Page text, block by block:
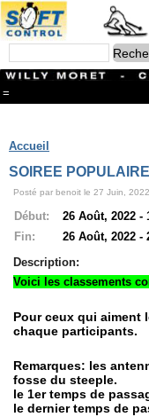
=
Branches
CONTACT
Ski ALPIN
Triathlon
Ski Nordique
Courses à pieds
VTT
Athlétisme
Slalom In-Line
Coupe "Journal La
Hippisme
Archives
Accueil
SOIREE
Posté par benoit le 27 Juin,
Début:
26 Août, 2022 -
Fin:
26 Août, 2022 -
Description:
Voici les classements
Pour ceux qui
chaque participants.
Remarques: les
fosse du steeple.
le 1er temps de
le dernier temps de